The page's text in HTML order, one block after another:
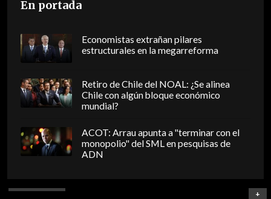
En portada
Economistas extrañan pilares
estructurales en la megarreforma
Retiro de Chile del NOAL: ¿Se alinea
Chile con algún bloque económico
mundial?
ACOT: Arrau apunta a "terminar con el
monopolio" del SML en pesquisas de
ADN
+